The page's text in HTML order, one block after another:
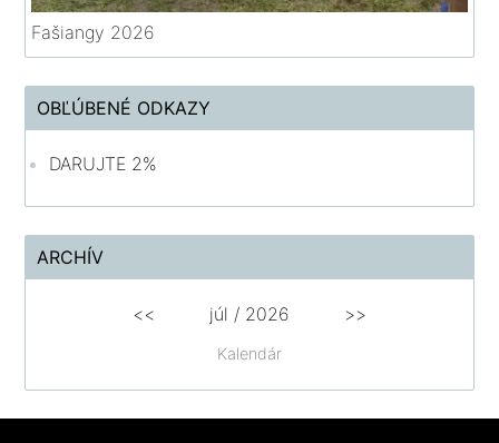
Fašiangy 2026
OBĽÚBENÉ ODKAZY
DARUJTE 2%
ARCHÍV
Kalendár
<< júl / 2026 >>